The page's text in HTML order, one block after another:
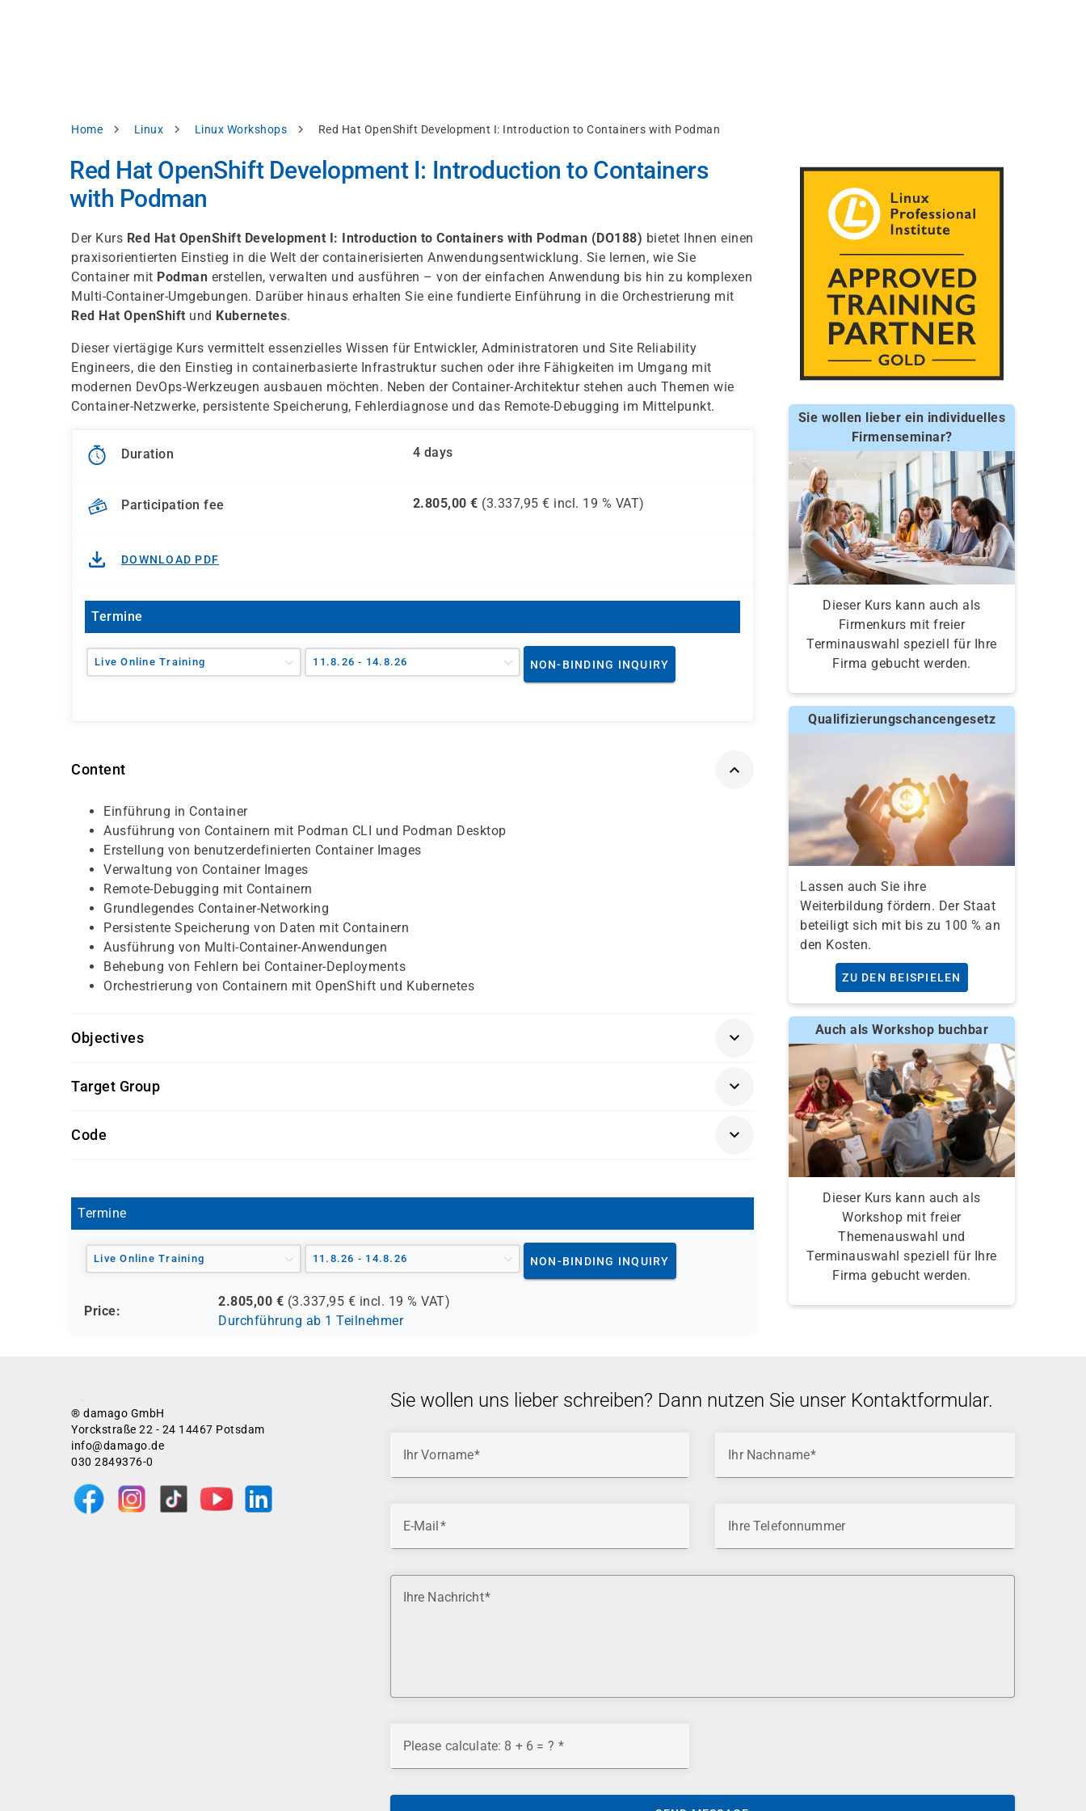
Breadcrumb
Home Linux Linux Workshops Red Hat OpenShift Development I: Introduction to Containers with Podman
Red Hat OpenShift Development I: Introduction to Containers
with Podman
Der Kurs Red Hat OpenShift Development I: Introduction to Containers with Podman (DO188) bietet Ihnen einen
praxisorientierten Einstieg in die Welt der containerisierten Anwendungsentwicklung. Sie lernen, wie Sie
Container mit Podman erstellen, verwalten und ausführen – von der einfachen Anwendung bis hin zu komplexen
Multi-Container-Umgebungen. Darüber hinaus erhalten Sie eine fundierte Einführung in die Orchestrierung mit
Red Hat OpenShift und Kubernetes.
Dieser viertägige Kurs vermittelt essenzielles Wissen für Entwickler, Administratoren und Site Reliability
Engineers, die den Einstieg in containerbasierte Infrastruktur suchen oder ihre Fähigkeiten im Umgang mit
modernen DevOps-Werkzeugen ausbauen möchten. Neben der Container-Architektur stehen auch Themen wie
Container-Netzwerke, persistente Speicherung, Fehlerdiagnose und das Remote-Debugging im Mittelpunkt.
Duration 4 days
Participation fee 2.805,00 € (3.337,95 € incl. 19 % VAT)
DOWNLOAD PDF
Termine
Live Online Training 11.8.26 - 14.8.26 NON-BINDING INQUIRY
Content
Einführung in Container
Ausführung von Containern mit Podman CLI und Podman Desktop
Erstellung von benutzerdefinierten Container Images
Verwaltung von Container Images
Remote-Debugging mit Containern
Grundlegendes Container-Networking
Persistente Speicherung von Daten mit Containern
Ausführung von Multi-Container-Anwendungen
Behebung von Fehlern bei Container-Deployments
Orchestrierung von Containern mit OpenShift und Kubernetes
Objectives
Teilnahme an unserem kostenlosen Einstufungstest zur optimalen Kurswahl
Erfahrung mit Webanwendungsarchitekturen und -technologien
Target Group
Entwickler und Site Reliability Engineers mit Interesse an Container-Technologien
Code
Termine
Live Online Training 11.8.26 - 14.8.26 NON-BINDING INQUIRY
Price:
2.805,00 € (3.337,95 € incl. 19 % VAT)
Durchführung ab 1 Teilnehmer
Sie wollen lieber ein individuelles
Firmenseminar?
Dieser Kurs kann auch als
Firmenkurs mit freier
Terminauswahl speziell für Ihre
Firma gebucht werden.
Qualifizierungschancengesetz
Lassen auch Sie ihre
Weiterbildung fördern. Der Staat
beteiligt sich mit bis zu 100 % an
den Kosten.
ZU DEN BEISPIELEN
Auch als Workshop buchbar
Dieser Kurs kann auch als
Workshop mit freier
Themenauswahl und
Terminauswahl speziell für Ihre
Firma gebucht werden.
® damago GmbH
Yorckstraße 22 - 24 14467 Potsdam
info@damago.de
030 2849376-0
Sie wollen uns lieber schreiben? Dann nutzen Sie unser Kontaktformular.
Ihr Vorname Ihr Nachname
E-Mail Ihre Telefonnummer
Ihre Nachricht
Please calculate: 8 + 6 = ?